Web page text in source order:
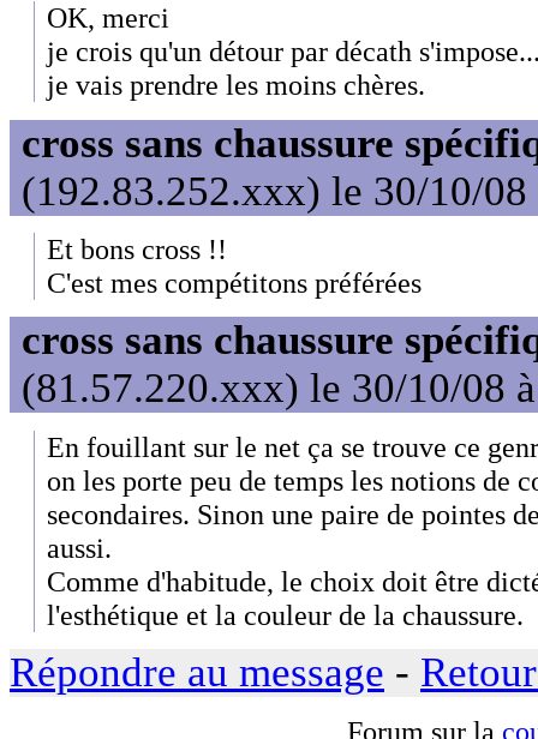
OK, merci
je crois qu'un détour par décath
je vais prendre les moins chères.
cross sans chaussure
(192.83.252.xxx) le 30/10/08
Et bons cross !!
C'est mes compétitons préférées
cross sans chaussure
(81.57.220.xxx) le 30/10/08
En fouillant sur le net ça se trouve ce
on les porte peu de temps les notions de
secondaires. Sinon une paire de pointes
aussi.
Comme d'habitude, le choix doit être
l'esthétique et la couleur de la chaussure.
Répondre au message -
Forum sur la